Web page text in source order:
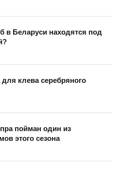
в Беларуси находятся под
клева серебряного
пойман один из
этого сезона